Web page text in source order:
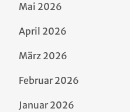
Mai 2026
April 2026
März 2026
Februar 2026
Januar 2026